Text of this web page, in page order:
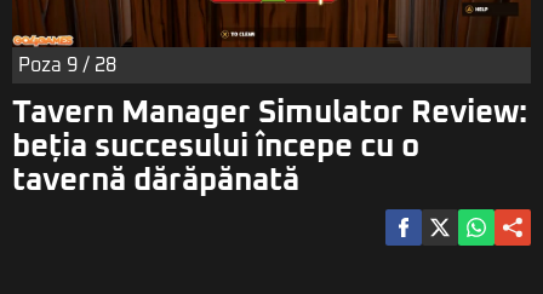
Poza 9 / 28
Tavern Manager Simulator Review:
beția succesului începe cu o
tavernă dărăpănată